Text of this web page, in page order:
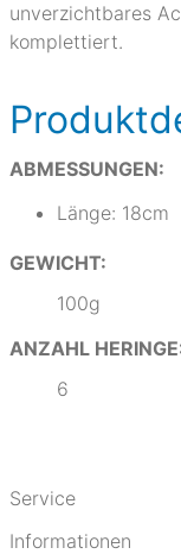
unverzichtbares
komplettiert.
ABMESSUNGEN:
Länge: 18cm
GEWICHT:
100g
ANZAHL
6
Service
Informationen